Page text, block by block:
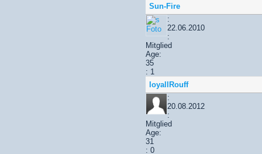
Sun-Fire
:
22.06.2010
:
Mitglied
Age:
35
: 1
loyallRouff
:
20.08.2012
:
Mitglied
Age:
31
: 0